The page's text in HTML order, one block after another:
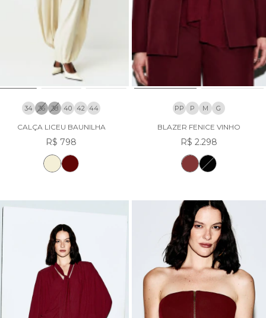
34 36 38 40 42 44
CALÇA LICEU BAUNILHA
R$ 798
PP P M G
BLAZER FENICE VINHO
R$ 2.298